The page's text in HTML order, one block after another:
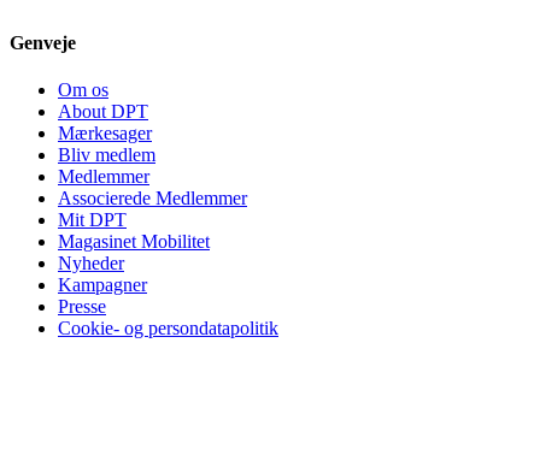
Genveje
Om os
About DPT
Mærkesager
Bliv medlem
Medlemmer
Associerede Medlemmer
Mit DPT
Magasinet Mobilitet
Nyheder
Kampagner
Presse
Cookie- og persondatapolitik